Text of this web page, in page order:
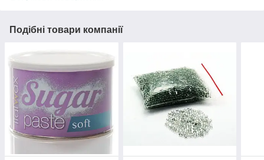
Подібні товари компанії